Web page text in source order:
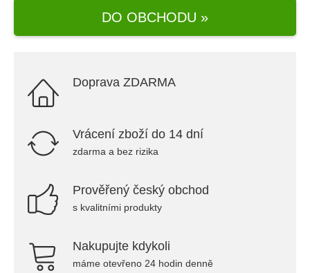
DO OBCHODU »
Doprava ZDARMA
Vrácení zboží do 14 dní
zdarma a bez rizika
Prověřený český obchod
s kvalitními produkty
Nakupujte kdykoli
máme otevřeno 24 hodin denně